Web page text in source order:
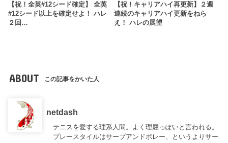
【祝！全英#12シード確定】 全英
#12シード以上を確定せよ！ ハレ
２回…
【祝！キャリアハイ再更新】２週
連続のキャリアハイ更新をねら
え！ ハレの展望
ABOUT この記事をかいた人
netdash
テニスを愛する理系人間。よく理屈っぽいと言われる。
プレースタイルはサーブアンドボレー、というよりサー